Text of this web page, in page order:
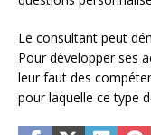
Le consultant peut
Pour développer ses
leur faut des
pour laquelle ce type